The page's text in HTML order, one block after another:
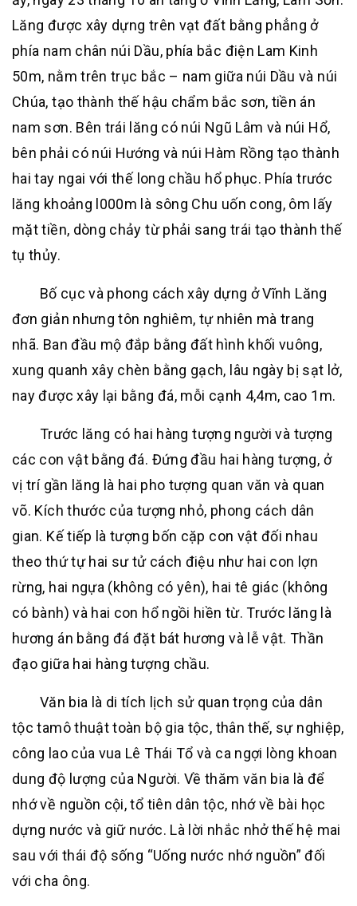
Lăng được xây dựng trên vạt đất bằng phẳng ở
phía nam chân núi Dầu, phía bắc điện Lam Kinh
50m, nằm trên trục bắc – nam giữa núi Dầu và núi
Chúa, tạo thành thế hậu chẩm bắc sơn, tiền án
nam sơn. Bên trái lăng có núi Ngũ Lâm và núi Hổ,
bên phải có núi Hướng và núi Hàm Rồng tạo thành
hai tay ngai với thế long chầu hổ phục. Phía trước
lăng khoảng l000m là sông Chu uốn cong, ôm lấy
mặt tiền, dòng chảy từ phải sang trái tạo thành thế
tụ thủy.
Bố cục và phong cách xây dựng ở Vĩnh Lăng
đơn giản nhưng tôn nghiêm, tự nhiên mà trang
nhã. Ban đầu mộ đắp bằng đất hình khối vuông,
xung quanh xây chèn bằng gạch, lâu ngày bị sạt lở,
nay được xây lại bằng đá, mỗi cạnh 4,4m, cao 1m.
Trước lăng có hai hàng tượng người và tượng
các con vật bằng đá. Đứng đầu hai hàng tượng, ở
vị trí gần lăng là hai pho tượng quan văn và quan
võ. Kích thước của tượng nhỏ, phong cách dân
gian. Kế tiếp là tượng bốn cặp con vật đối nhau
theo thứ tự hai sư tử cách điệu như hai con lợn
rừng, hai ngựa (không có yên), hai tê giác (không
có bành) và hai con hổ ngồi hiền từ. Trước lăng là
hương án bằng đá đặt bát hương và lễ vật. Thần
đạo giữa hai hàng tượng chầu.
Văn bia là di tích lịch sử quan trọng của dân
tộc tamô thuật toàn bộ gia tộc, thân thế, sự nghiệp,
công lao của vua Lê Thái Tổ và ca ngợi lòng khoan
dung độ lượng của Người. Về thăm văn bia là để
nhớ về nguồn cội, tổ tiên dân tộc, nhớ về bài học
dựng nước và giữ nước. Là lời nhắc nhở thế hệ mai
sau với thái độ sống “Uống nước nhớ nguồn” đối
với cha ông.